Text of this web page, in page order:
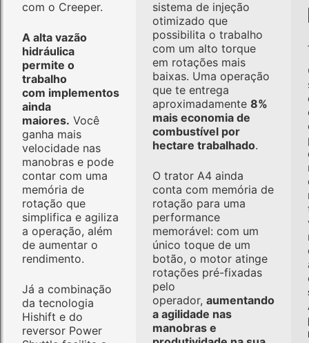
com o Creeper.
A alta vazão
hidráulica
permite o
trabalho
com implementos
ainda
maiores. Você
ganha mais
velocidade nas
manobras e pode
contar com uma
memória de
rotação que
simplifica e agiliza
a operação, além
de aumentar o
rendimento.
Já a combinação
da tecnologia
Hishift e do
reversor Power
sistema de injeção
otimizado que
possibilita o trabalho
com um alto torque
em rotações mais
baixas. Uma operação
que te entrega
aproximadamente 8%
mais economia de
combustível por
hectare trabalhado.
O trator A4 ainda
conta com memória de
rotação para uma
performance
memorável: com um
único toque de um
botão, o motor atinge
rotações pré-fixadas
pelo
operador, aumentando
a agilidade nas
manobras e